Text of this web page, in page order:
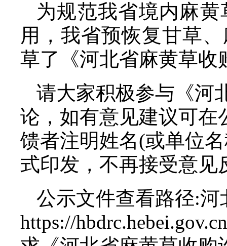
为规范我省境内麻
用，我省预恢复甘草
草了《河北省麻黄草收
请大家积极参与《河
论，如有意见建议可在
馈者注明姓名(或单位
式印发，不再接受意见
公示文件查看路径:
https://